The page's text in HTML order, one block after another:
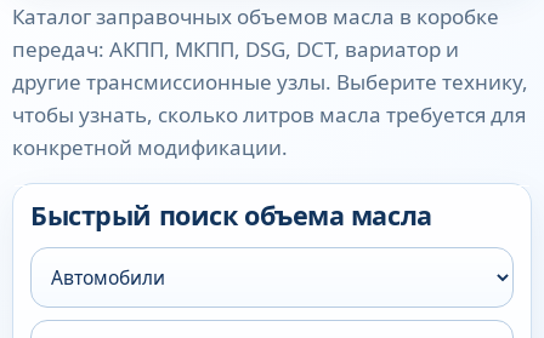
Каталог заправочных объемов масла в коробке
передач: АКПП, МКПП, DSG, DCT, вариатор и
другие трансмиссионные узлы. Выберите технику,
чтобы узнать, сколько литров масла требуется для
конкретной модификации.
Быстрый поиск объема масла